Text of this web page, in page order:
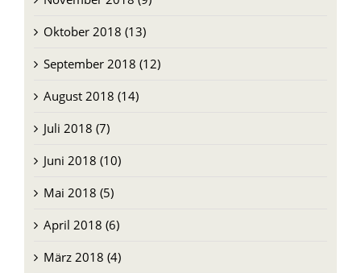
Oktober 2018 (13)
September 2018 (12)
August 2018 (14)
Juli 2018 (7)
Juni 2018 (10)
Mai 2018 (5)
April 2018 (6)
März 2018 (4)